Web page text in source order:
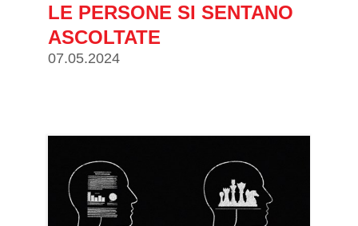
LE PERSONE SI SENTANO
ASCOLTATE
07.05.2024